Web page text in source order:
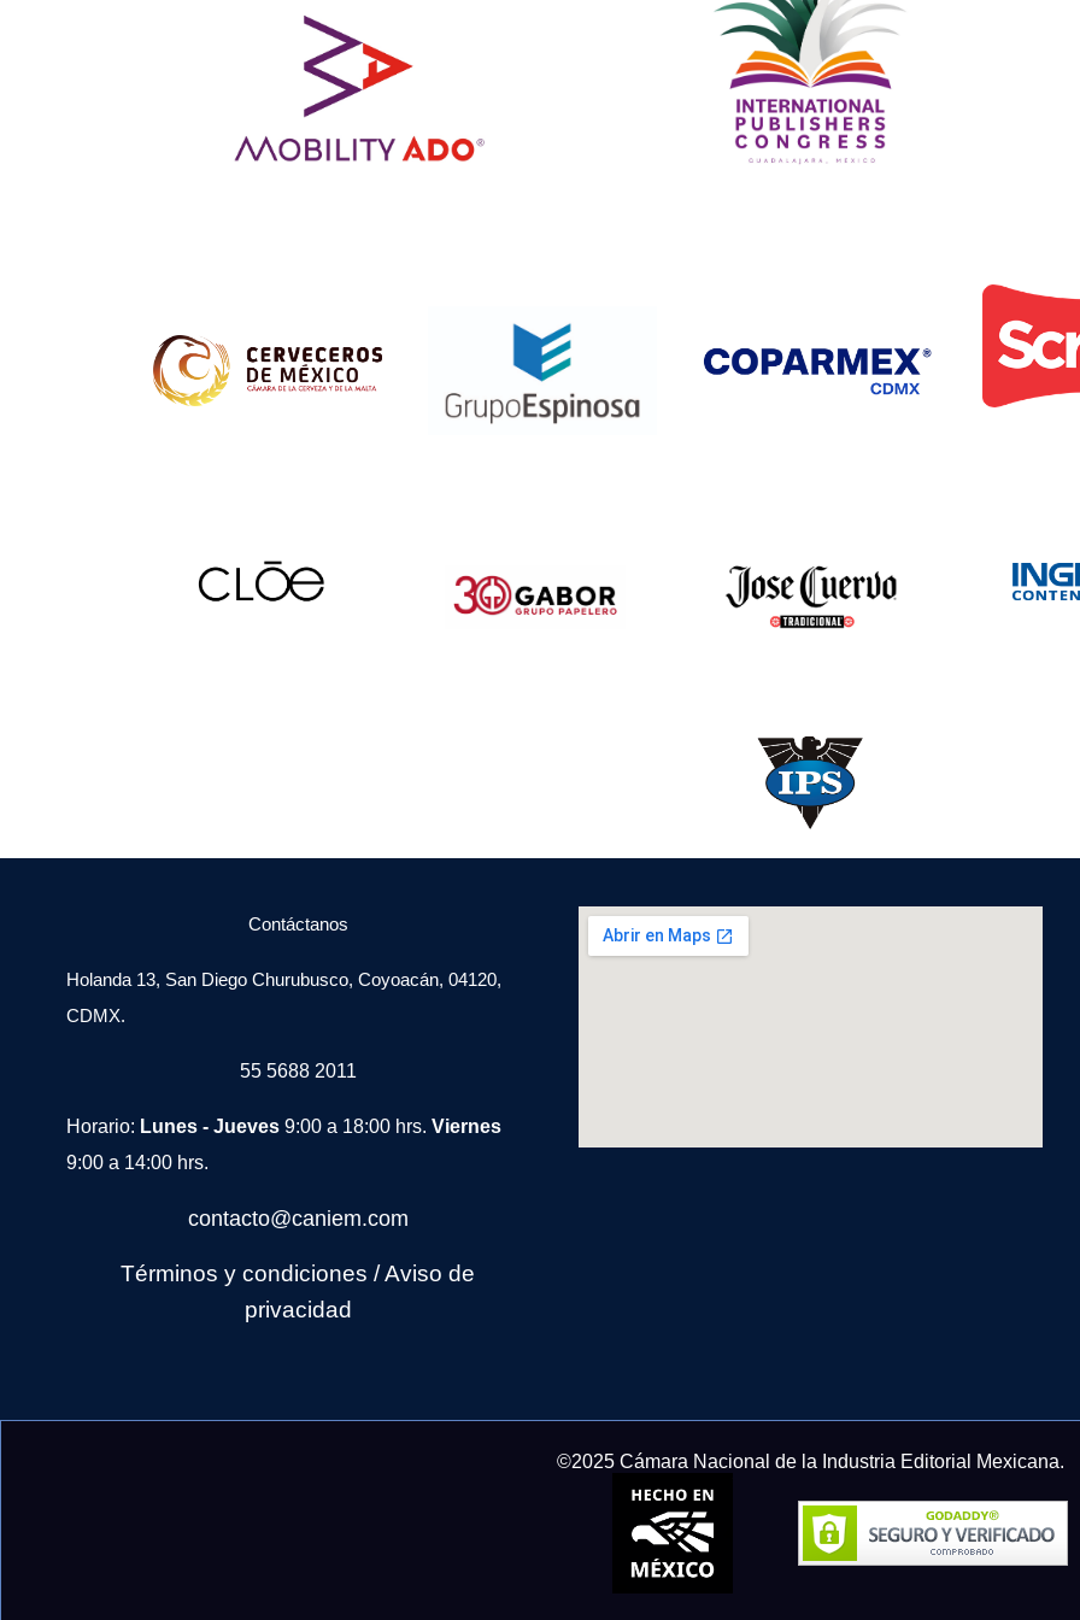
Contáctanos
Holanda 13, San Diego Churubusco, Coyoacán, 04120,
CDMX.
55 5688 2011
Horario: Lunes - Jueves 9:00 a 18:00 hrs. Viernes
9:00 a 14:00 hrs.
contacto@caniem.com
Términos y condiciones /Aviso de
privacidad
©2025 Cámara Nacional de la Industria Editorial Mexicana.